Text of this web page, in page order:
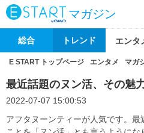
マガジン
総合 トレンド エンタ
E START トップページ エンタメ マガ
最近話題のヌン活、その魅
2022-07-07 15:00:53
アフタヌーンティーが人気です。